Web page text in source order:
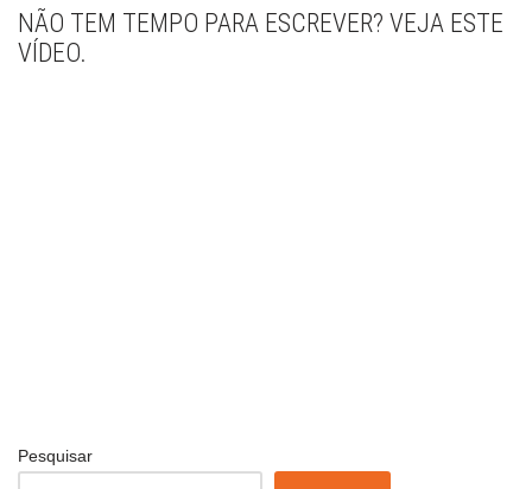
NÃO TEM TEMPO PARA ESCREVER? VEJA ESTE
VÍDEO.
Pesquisar